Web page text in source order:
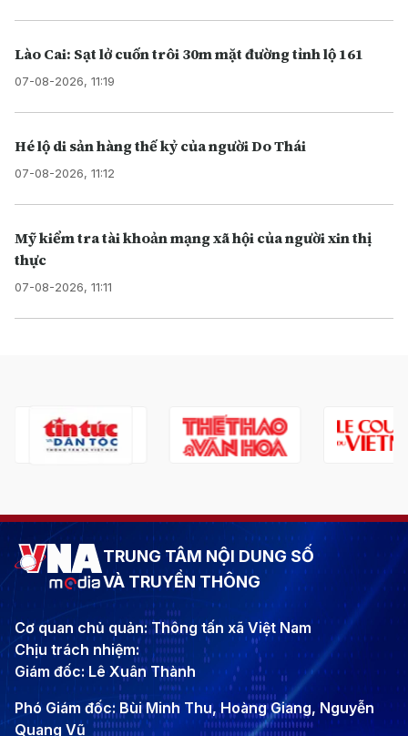
Lào Cai: Sạt lở cuốn trôi 30m mặt đường tỉnh lộ 161
07-08-2026, 11:19
Hé lộ di sản hàng thế kỷ của người Do Thái
07-08-2026, 11:12
Mỹ kiểm tra tài khoản mạng xã hội của người xin thị
thực
07-08-2026, 11:11
TRUNG TÂM NỘI DUNG SỐ
VÀ TRUYỀN THÔNG
Cơ quan chủ quản: Thông tấn xã Việt Nam
Chịu trách nhiệm:
Giám đốc: Lê Xuân Thành
Phó Giám đốc: Bùi Minh Thu, Hoàng Giang, Nguyễn
Quang Vũ